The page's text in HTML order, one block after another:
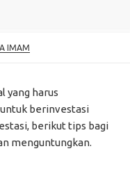
IMAM
yang harus
berinvestasi
berikut tips bagi
menguntungkan.